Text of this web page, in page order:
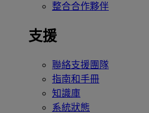
整合合作夥伴
支援
聯絡支援團隊
指南和手冊
知識庫
系統狀態